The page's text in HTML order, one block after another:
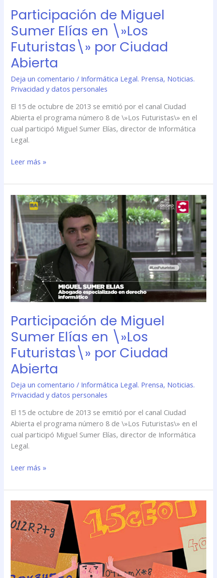
Participación de Miguel
Sumer Elías en \»Los
Futuristas\» por Ciudad
Abierta
Deja un comentario / Informática Legal. Prensa, Noticias.
Privacidad y datos personales
El 15 de octubre de 2013 se emitió por el canal Ciudad
Abierta el programa número 8 de \»Los Futuristas\» en el
cual participó Miguel Sumer Elías, director de Informática
Legal.
Leer más »
Participación de Miguel
Sumer Elías en \»Los
Futuristas\» por Ciudad
Abierta
Deja un comentario / Informática Legal. Prensa, Noticias.
Privacidad y datos personales
El 15 de octubre de 2013 se emitió por el canal Ciudad
Abierta el programa número 8 de \»Los Futuristas\» en el
cual participó Miguel Sumer Elías, director de Informática
Legal.
Participación
de
Miguel
Sumer
Elías
en
\»Los
Futuristas\»
por
Ciudad
Leer más »
Cómo
organizar
las
contraseñas
de
la
PC